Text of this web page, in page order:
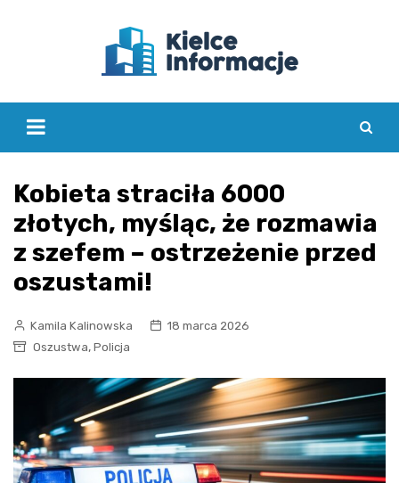
Kobieta straciła 6000
złotych, myśląc, że rozmawia
z szefem – ostrzeżenie przed
oszustami!
Kamila Kalinowska
18 marca 2026
Oszustwa, Policja